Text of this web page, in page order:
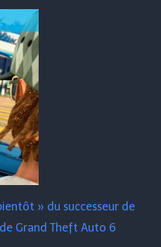
» du successeur de
Grand Theft Auto 6